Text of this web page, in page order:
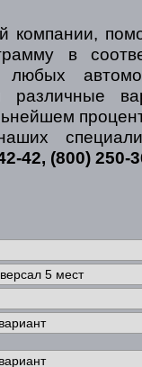
компании,
в
любых
различные
42, (800) 250-